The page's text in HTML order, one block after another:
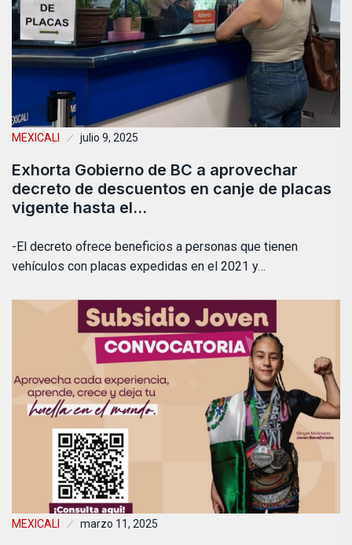
MEXICALI julio 9, 2025
Exhorta Gobierno de BC a aprovechar
decreto de descuentos en canje de placas
vigente hasta el…
-El decreto ofrece beneficios a personas que tienen
vehículos con placas expedidas en el 2021 y…
MEXICALI marzo 11, 2025